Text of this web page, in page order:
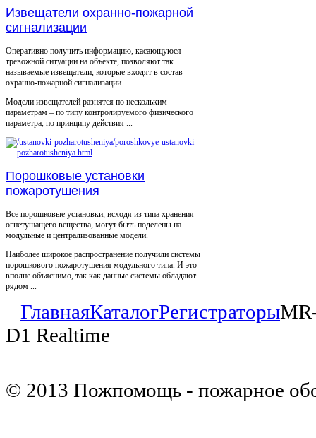
Извещатели охранно-пожарной
сигнализации
Оперативно получить информацию, касающуюся
тревожной ситуации на объекте, позволяют так
называемые извещатели, которые входят в состав
охранно-пожарной сигнализации.
Модели извещателей разнятся по нескольким
параметрам – по типу контролируемого физического
параметра, по принципу действия ...
Порошковые установки
пожаротушения
Все порошковые установки, исходя из типа хранения
огнетушащего вещества, могут быть поделены на
модульные и централизованные модели.
Наиболее широкое распространение получили системы
порошкового пожаротушения модульного типа. И это
вполне объяснимо, так как данные системы обладают
рядом ...
ГлавнаяКаталогРегистраторы
D1 Realtime
© 2013 Пожпомощь - пожарное